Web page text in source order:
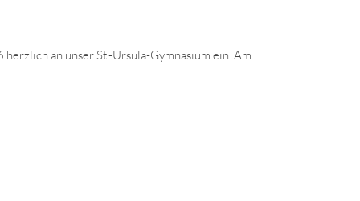
an unser St.-Ursula-Gymnasium ein. Am